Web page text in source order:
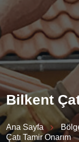
Bilkent Ça
Ana Sayfa
Çatı Tamir Onarım